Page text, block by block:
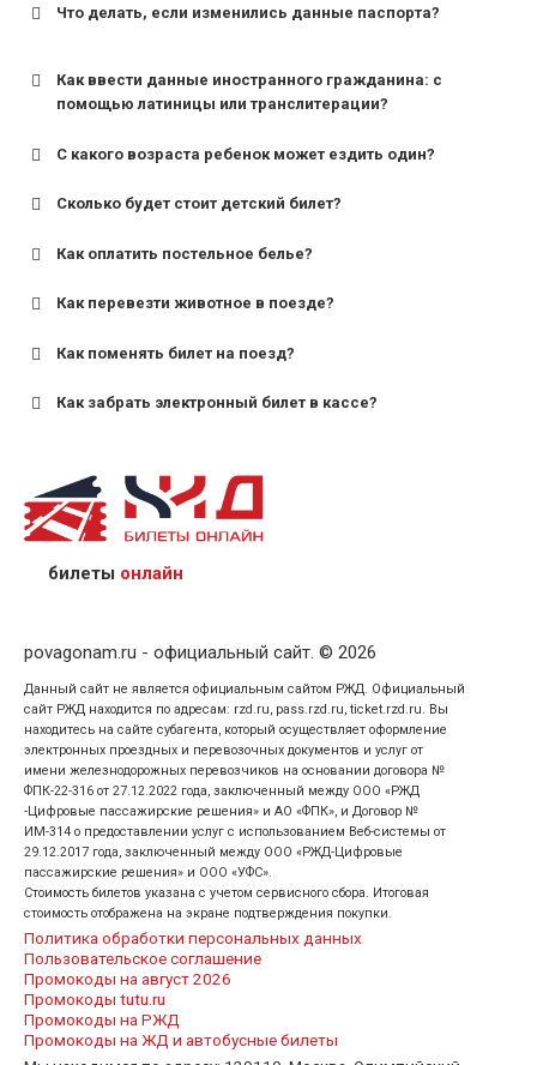
Что делать, если изменились данные паспорта?
Как ввести данные иностранного гражданина: с
помощью латиницы или транслитерации?
С какого возраста ребенок может ездить один?
для поездов дальнего следования — от 10 лет и
для пригородных поездов — от 7 лет.
Сколько будет стоит детский билет?
Как оплатить постельное белье?
Как перевезти животное в поезде?
Как поменять билет на поезд?
Как забрать электронный билет в кассе?
назвав кассиру 14-значный номер заказа;
предъявив удостоверение личности пассажира, на
кого оформлен билет.
билеты онлайн
povagonam.ru - официальный сайт. © 2026
Данный сайт не является официальным сайтом РЖД. Официальный
сайт РЖД находится по адресам: rzd.ru, pass.rzd.ru, ticket.rzd.ru. Вы
находитесь на сайте субагента, который осуществляет оформление
электронных проездных и перевозочных документов и услуг от
имени железнодорожных перевозчиков на основании договора №
ФПК-22-316 от 27.12.2022 года, заключенный между ООО «РЖД
-Цифровые пассажирские решения» и АО «ФПК», и Договор №
ИМ-314 о предоставлении услуг с использованием Веб-системы от
29.12.2017 года, заключенный между ООО «РЖД-Цифровые
пассажирские решения» и ООО «УФС».
Стоимость билетов указана с учетом сервисного сбора. Итоговая
стоимость отображена на экране подтверждения покупки.
Политика обработки персональных данных
Пользовательское соглашение
Промокоды на август 2026
Промокоды tutu.ru
Промокоды на РЖД
Промокоды на ЖД и автобусные билеты